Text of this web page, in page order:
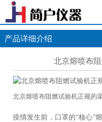
产品详细介绍
北京熔喷布
北京熔喷布阻燃试验机正规的
疫情发生前，口罩的“核心”